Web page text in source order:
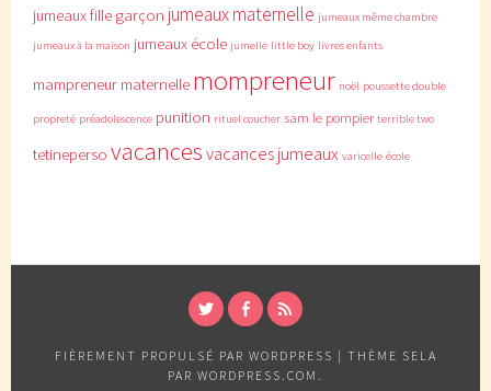
jumeaux fille garçon jumeaux maternelle jumeaux même chambre
jumeaux à la maison jumeaux école jumelle little boy livres enfants
mampreneur maternelle mompreneur noël poussette double
propreté préadolescence punition rituel coucher sam le pompier terrible two
tetineperso vacances vacances jumeaux varicelle école
FIÈREMENT PROPULSÉ PAR WORDPRESS | THÈME SELA
PAR WORDPRESS.COM